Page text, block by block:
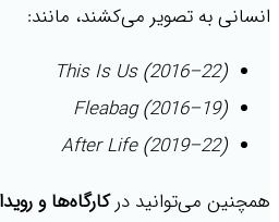
انسانی به تصویر می‌کشند، مانند:
This Is Us (2016–22)
Fleabag (2016–19)
After Life (2019–22)
همچنین می‌توانید درکارگاه‌ها و